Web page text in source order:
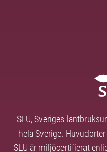
SLU, Sveriges
hela Sverige.
SLU är miljöcertifierat